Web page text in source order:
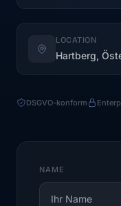
LOCATION
Hartberg,
DSGVO-konform
NAME